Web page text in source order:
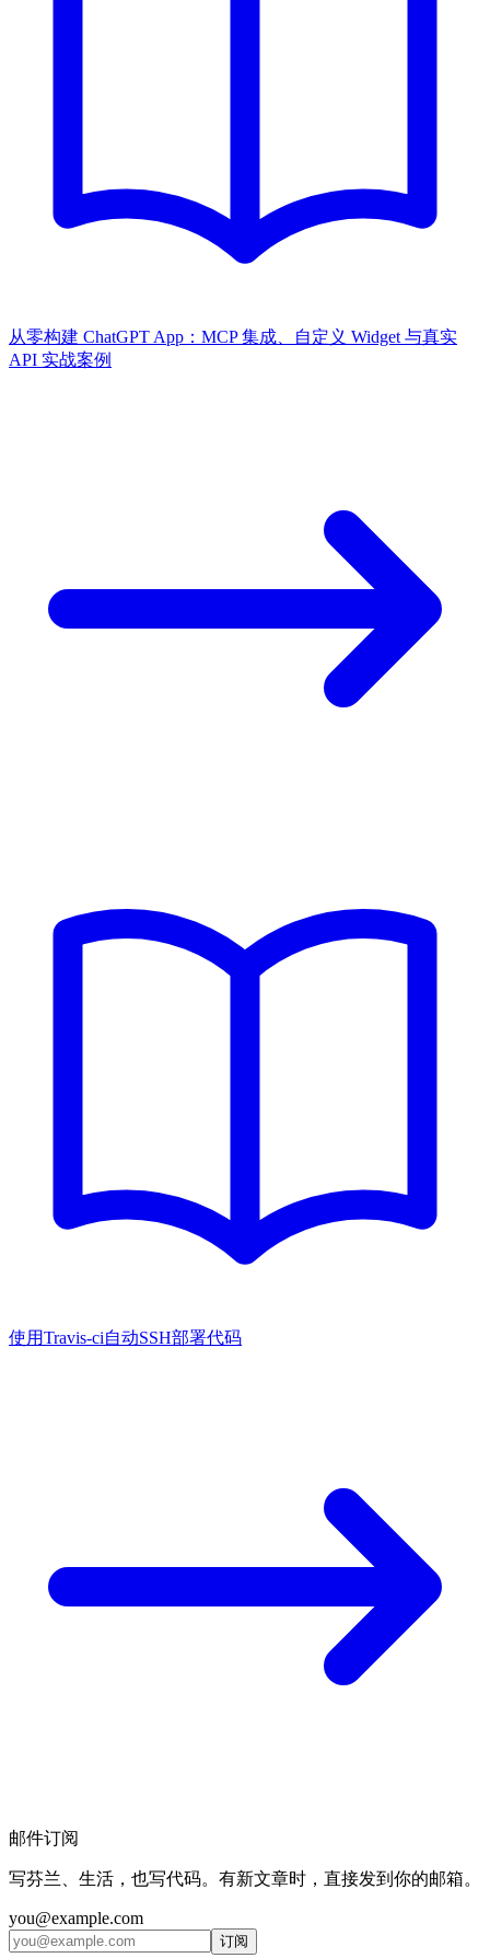
从零构建 ChatGPT App：MCP 集成、自定义 Widget 与真实
API 实战案例
使用Travis-ci自动SSH部署代码
邮件订阅
写芬兰、生活，也写代码。有新文章时，直接发到你的邮箱。
you@example.com
订阅